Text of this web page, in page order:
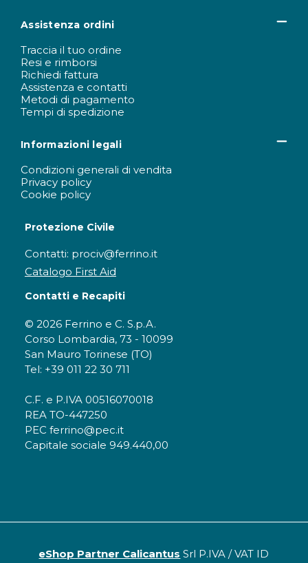
Assistenza ordini
Traccia il tuo ordine
Resi e rimborsi
Richiedi fattura
Assistenza e contatti
Metodi di pagamento
Tempi di spedizione
Informazioni legali
Condizioni generali di vendita
Privacy policy
Cookie policy
Protezione Civile
Contatti: prociv@ferrino.it
Catalogo First Aid
Contatti e Recapiti
© 2026 Ferrino e C. S.p.A.
Corso Lombardia, 73 - 10099
San Mauro Torinese (TO)
Tel: +39 011 22 30 711
C.F. e P.IVA 00516070018
REA TO-447250
PEC ferrino@pec.it
Capitale sociale 949.440,00
eShop Partner Calicantus Srl P.IVA / VAT ID